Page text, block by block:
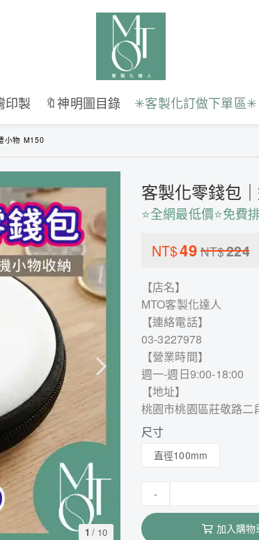
印製 🔖神明圖目錄 ✳︎客製化訂做下單區✳︎
小物 M150
1 / 10
客製化零錢包
⭐全網最低價⭐免費
NT$49 NT$224
【店名】
MTO客製化達人
【連絡電話】
03-3227978
【營業時間】
週一-週日9:00-18:00
【地址】
桃園市桃園區莊敬路二
尺寸
直徑100mm
-
加入購物